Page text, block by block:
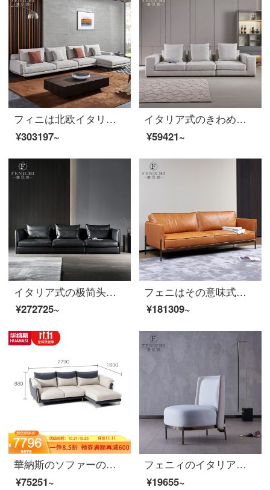
フィニは北欧イタリアの布芸ソファーの大きい家型客間L型簡単な現代の角の貴妃の席の組み合わせのセットの家具の極簡単な布芸の軟包のソファーのイタリア式の極簡を招きます。
¥303197~
イタリア式のきわめて簡単な客間の綿麻の布芸のソファーの大きい家型の3メートルの長い近代的な簡単な羽毛の詰め物の家具は注文して注文します。
¥59421~
イタリア式の极简头の牛の皮のソファーの大きい家型の黒色の羽毛の近代的な客间の别荘の高级な家具の组み合わせ【全体の头层の牛皮+羽毛の充填】4.1メートルの组み合わせ
¥272725~
フェニはその意味式が極めて簡単で、真皮のソファーとオレンジの皮質の3人の寝室で、北欧の近代的で簡単な小型客間の家具Trapani-頭の階の牛革【ソファー】の意味式はきわめて簡単です。
¥181309~
華納斯のソファーの本革のソファーの頭の階の牛革の客間の3人の席は軽奢で豪華な近代的な簡単な小室型の貴妃のソファーの家庭用の2人の席+左の貴妃の位が青いことを隠すことを組み合わせます。
¥75251~
フェニィのイタリア式の極簡単な布芸ソファー椅子のリビングには肘掛けと虎椅子が付いています。軽奢なベランダデザイナーレジャーチェア【手すりなし】カターニア白
¥19655~